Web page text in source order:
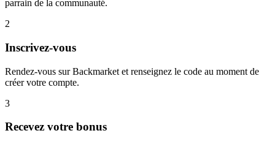
parrain de la communauté.
2
Inscrivez-vous
Rendez-vous sur Backmarket et renseignez le code au moment de
créer votre compte.
3
Recevez votre bonus